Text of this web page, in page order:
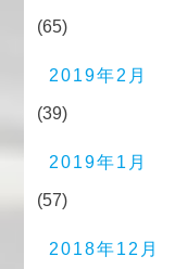
(65)
2019年2月
(39)
2019年1月
(57)
2018年12月